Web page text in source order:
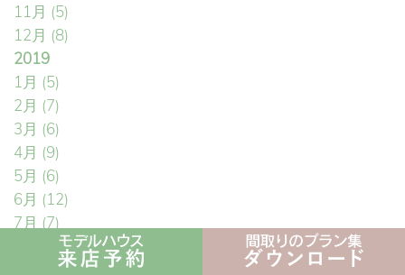
11月 (5)
12月 (8)
2019
1月 (5)
2月 (7)
3月 (6)
4月 (9)
5月 (6)
6月 (12)
7月(7)
(10)
(5)